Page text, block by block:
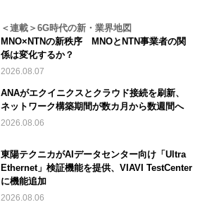
＜連載＞6G時代の新・業界地図
MNO×NTNの新秩序 MNOとNTN事業者の関
係は変化するか？
2026.08.07
ANAがエクイニクスとクラウド接続を刷新、
ネットワーク構築期間が数カ月から数週間へ
2026.08.06
東陽テクニカがAIデータセンター向け「Ultra
Ethernet」検証機能を提供、VIAVI TestCenter
に機能追加
2026.08.06